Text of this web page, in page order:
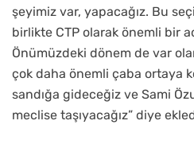
şeyimiz var, yapacağız. Bu
birlikte CTP olarak önemli bir
Önümüzdeki dönem de var
çok daha önemli çaba ortaya
sandığa gideceğiz ve Sami
meclise taşıyacağız” diye